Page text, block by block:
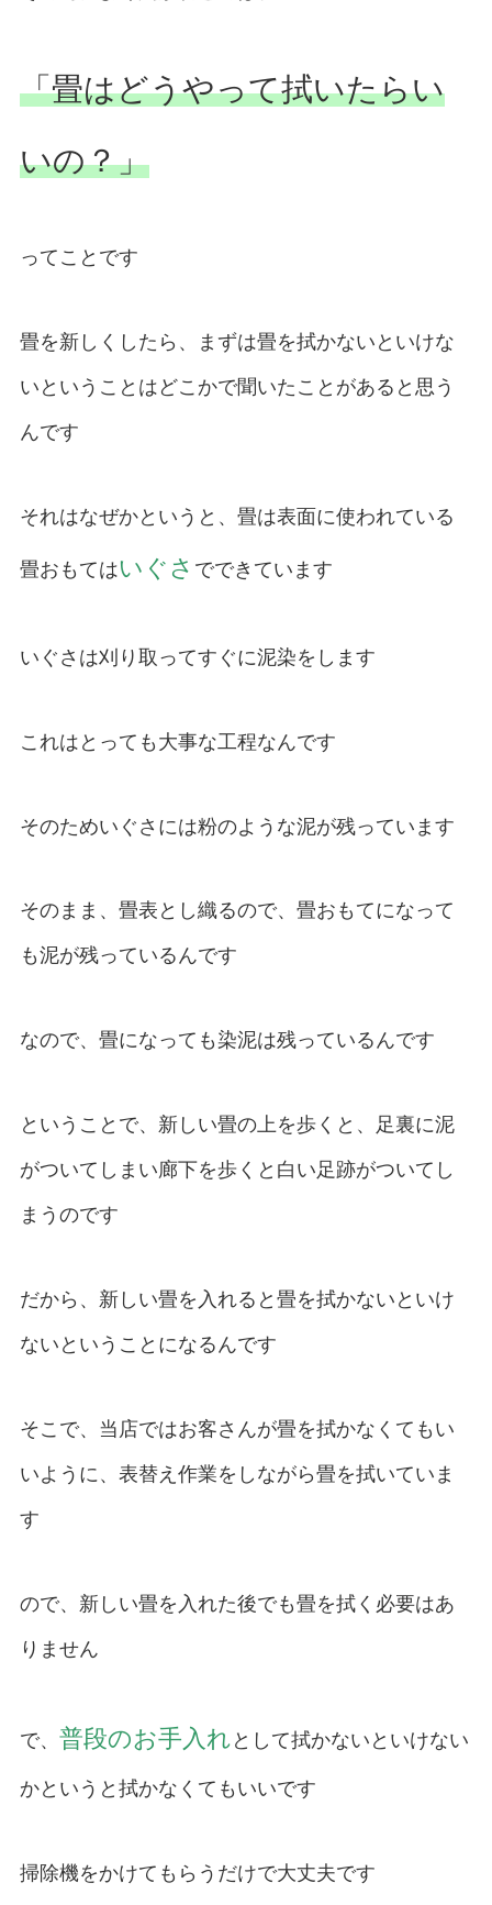
「畳はどうやって拭いたらい
いの？」
ってことです
畳を新しくしたら、まずは畳を拭かないといけな
いということはどこかで聞いたことがあると思う
んです
それはなぜかというと、畳は表面に使われている
畳おもてはいぐさ でできています
いぐさは刈り取ってすぐに泥染をします
これはとっても大事な工程なんです
そのためいぐさには粉のような泥が残っています
そのまま、畳表とし織るので、畳おもてになって
も泥が残っているんです
なので、畳になっても染泥は残っているんです
ということで、新しい畳の上を歩くと、足裏に泥
がついてしまい廊下を歩くと白い足跡がついてし
まうのです
だから、新しい畳を入れると畳を拭かないといけ
ないということになるんです
そこで、当店ではお客さんが畳を拭かなくてもい
いように、表替え作業をしながら畳を拭いていま
す
ので、新しい畳を入れた後でも畳を拭く必要はあ
りません
で、 普段のお手入れ として拭かないといけない
かというと拭かなくてもいいです
掃除機をかけてもらうだけで大丈夫です